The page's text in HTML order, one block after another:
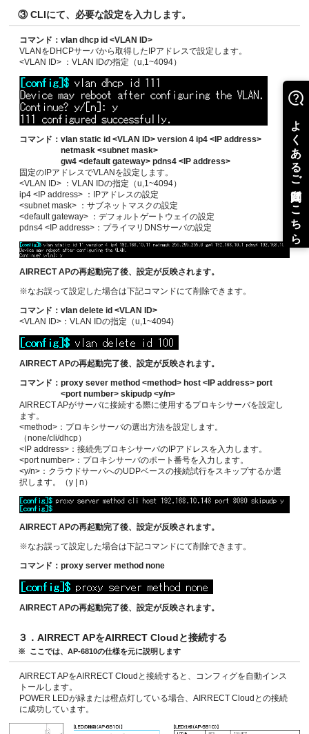
③ CLIにて、必要な設定を入力します。
コマンド：vlan dhcp id <VLAN ID>
VLANをDHCPサーバから取得したIPアドレスで設定します。
<VLAN ID> ：VLAN IDの指定（u,1~4094）
コマンド：vlan static id <VLAN ID> version 4 ip4 <IP address>
netmask <subnet mask>
gw4 <default gateway> pdns4 <IP address>
固定のIPアドレスでVLANを設定します。
<VLAN ID> ：VLAN IDの指定（u,1~4094）
ip4 <IP address> ：IPアドレスの設定
<subnet mask> ：サブネットマスクの設定
<default gateway> ：デフォルトゲートウェイの設定
pdns4 <IP address>：プライマリDNSサーバの設定
AIRRECT APの再起動完了後、設定が反映されます。
※なお誤って設定した場合は下記コマンドにて削除できます。
コマンド：vlan delete id <VLAN ID>
<VLAN ID>：VLAN IDの指定（u,1~4094)
AIRRECT APの再起動完了後、設定が反映されます。
コマンド：proxy sever method <method> host <IP address> port
<port number> skipudp <y/n>
AIRRECT APがサーバに接続する際に使用するプロキシサーバを設定し
ます。
<method>：プロキシサーバの選出方法を設定します。
（none/cli/dhcp）
<IP address>：接続先プロキシサーバのIPアドレスを入力します。
<port number>：プロキシサーバのポート番号を入力します。
<y/n>：クラウドサーバへのUDPベースの接続試行をスキップするか選
択します。（y | n）
AIRRECT APの再起動完了後、設定が反映されます。
※なお誤って設定した場合は下記コマンドにて削除できます。
コマンド：proxy server method none
AIRRECT APの再起動完了後、設定が反映されます。
３．AIRRECT APをAIRRECT Cloudと接続する
ここでは、AP-6810の仕様を元に説明します
AIRRECT APをAIRRECT Cloudと接続すると、コンフィグを自動インス
トールします。
POWER LEDが緑または橙点灯している場合、AIRRECT Cloudとの接続
に成功しています。